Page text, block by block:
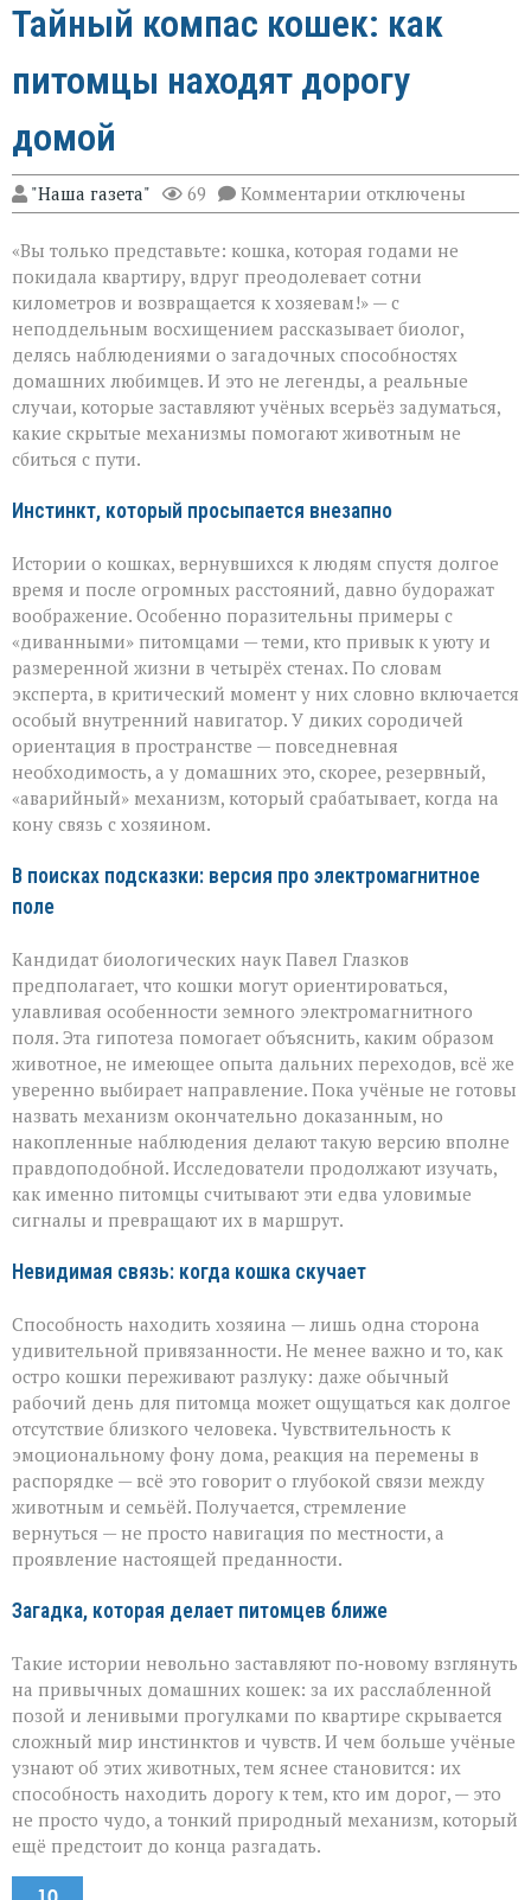
Тайный компас кошек: как
питомцы находят дорогу
домой
"Наша газета" 69 Комментарии к
записи
компас
кошек:
питомцы
находят
дорогу
домой
отключены
«Вы только представьте: кошка, которая годами не
покидала квартиру, вдруг преодолевает сотни
километров и возвращается к хозяевам!» — с
неподдельным восхищением рассказывает биолог,
делясь наблюдениями о загадочных способностях
домашних любимцев. И это не легенды, а реальные
случаи, которые заставляют учёных всерьёз задуматься,
какие скрытые механизмы помогают животным не
сбиться с пути.
Инстинкт, который просыпается внезапно
Истории о кошках, вернувшихся к людям спустя долгое
время и после огромных расстояний, давно будоражат
воображение. Особенно поразительны примеры с
«диванными» питомцами — теми, кто привык к уюту и
размеренной жизни в четырёх стенах. По словам
эксперта, в критический момент у них словно включается
особый внутренний навигатор. У диких сородичей
ориентация в пространстве — повседневная
необходимость, а у домашних это, скорее, резервный,
«аварийный» механизм, который срабатывает, когда на
кону связь с хозяином.
В поисках подсказки: версия про электромагнитное
поле
Кандидат биологических наук Павел Глазков
предполагает, что кошки могут ориентироваться,
улавливая особенности земного электромагнитного
поля. Эта гипотеза помогает объяснить, каким образом
животное, не имеющее опыта дальних переходов, всё же
уверенно выбирает направление. Пока учёные не готовы
назвать механизм окончательно доказанным, но
накопленные наблюдения делают такую версию вполне
правдоподобной. Исследователи продолжают изучать,
как именно питомцы считывают эти едва уловимые
сигналы и превращают их в маршрут.
Невидимая связь: когда кошка скучает
Способность находить хозяина — лишь одна сторона
удивительной привязанности. Не менее важно и то, как
остро кошки переживают разлуку: даже обычный
рабочий день для питомца может ощущаться как долгое
отсутствие близкого человека. Чувствительность к
эмоциональному фону дома, реакция на перемены в
распорядке — всё это говорит о глубокой связи между
животным и семьёй. Получается, стремление
вернуться — не просто навигация по местности, а
проявление настоящей преданности.
Загадка, которая делает питомцев ближе
Такие истории невольно заставляют по‑новому взглянуть
на привычных домашних кошек: за их расслабленной
позой и ленивыми прогулками по квартире скрывается
сложный мир инстинктов и чувств. И чем больше учёные
узнают об этих животных, тем яснее становится: их
способность находить дорогу к тем, кто им дорог, — это
не просто чудо, а тонкий природный механизм, который
ещё предстоит до конца разгадать.